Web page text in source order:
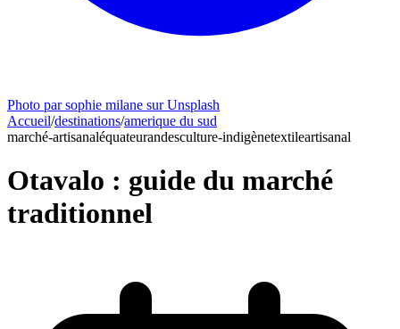
Photo par sophie milane sur Unsplash
Accueil/destinations/amerique du sud
marché-artisanaléquateurandesculture-indigènetextileartisanal
Otavalo : guide du marché
traditionnel